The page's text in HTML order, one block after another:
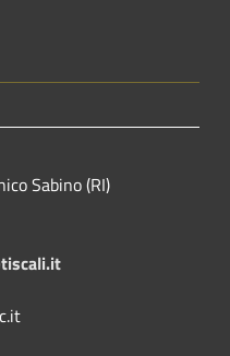
Sabino (RI)